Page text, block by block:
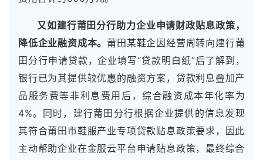
又如建行莆田分行助力企业申请财政贴息政策，
降低企业融资成本。 莆田某鞋企因经营周转向建行莆
田分行申请贷款，企业填写“贷款明白纸”后了解到，
银行已为其提供较优惠的融资方案，贷款利息叠加产
品服务费等非利息费用后，综合融资成本年化率为
4%。同时，建行莆田分行根据企业提供的信息发现
其符合莆田市鞋服产业专项贷款贴息政策要求，因此
主动帮助企业在金服云平台申请贴息政策，最终综合